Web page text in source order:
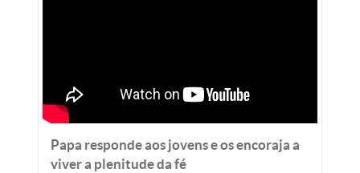
Papa responde aos jovens e os encoraja a
viver a plenitude da fé